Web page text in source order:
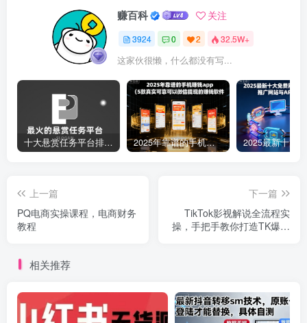
赚百科 关注
3924 0 2 32.5W+
这家伙很懒，什么都没有写...
十大悬赏任务平台排行榜（全网最好的悬赏任务平台） 2025年靠谱的手机赚钱app（5款真实可靠可以微信提现的赚钱软件）
上一篇
PQ电商实操课程，电商财务
教程
下一篇
TikTok影视解说全流程实
操，手把手教你打造TK爆款
相关推荐